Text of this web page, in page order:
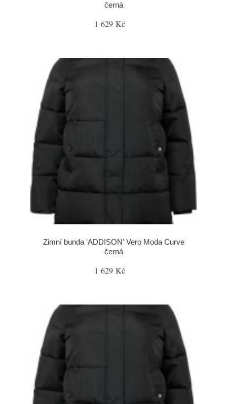
černá
1 629 Kč
Zimní bunda 'ADDISON' Vero Moda Curve
černá
1 629 Kč